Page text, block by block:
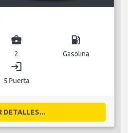
business_center
2
local_gas_station
Gasolina
login
5 Puerta
DETALLES...